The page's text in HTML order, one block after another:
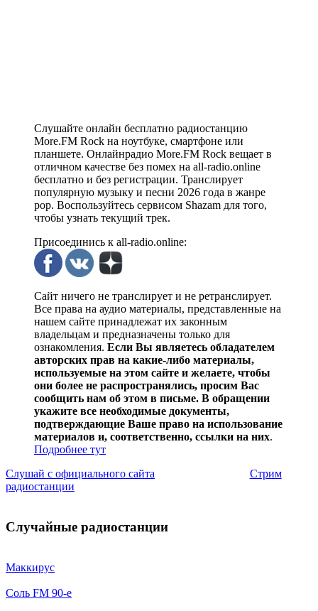
Слушайте онлайн бесплатно радиостанцию
More.FM Rock на ноутбуке, смартфоне или
планшете. Онлайнрадио More.FM Rock вещает в
отличном качестве без помех на all-radio.online
бесплатно и без регистрации. Транслирует
популярную музыку и песни 2026 года в жанре
pop. Воспользуйтесь сервисом Shazam для того,
чтобы узнать текущий трек.
Присоединись к all-radio.online:
Сайт ничего не транслирует и не ретранслирует.
Все права на аудио материалы, представленные на
нашем сайте принадлежат их законным
владельцам и предназначены только для
ознакомления. Если Вы являетесь обладателем
авторских прав на какие-либо материалы,
используемые на этом сайте и желаете, чтобы
они более не распространялись, просим Вас
сообщить нам об этом в письме. В обращении
укажите все необходимые документы,
подтверждающие Ваше право на использование
материалов и, соответственно, ссылки на них.
Подробнее тут
Слушай с официального сайта
Стрим
радиостанции
Случайные радиостанции
Маккирус
Соль FM 90-е